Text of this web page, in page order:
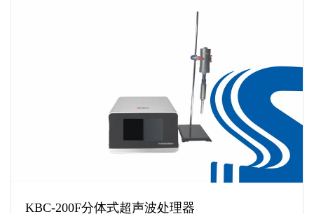
KBC-200F分体式超声波处理器